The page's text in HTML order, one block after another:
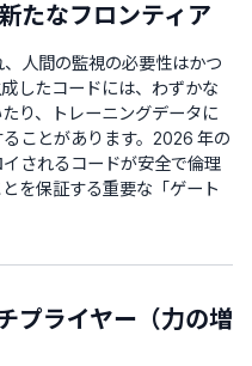
たなフロンティア
人間の監視の必要性はかつ
したコードには、わずかな
り、トレーニングデータに
ことがあります。2026 年の
されるコードが安全で倫理
を保証する重要な「ゲート
プライヤー（力の増